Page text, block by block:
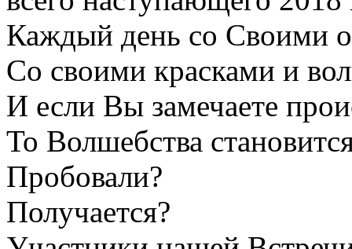
Каждый день со Своими
Со своими красками и
И если Вы замечаете
То Волшебства
Пробовали?
Получается?